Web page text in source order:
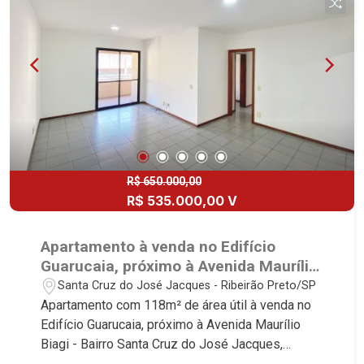
Locação e Lançamentos! Avenida João Fiúsa,
1051 - Alto da Boa Vista | Ribeirão Preto.
R$ 650.000,00
R$ 535.000,00 V
Apartamento à venda no Edifício
Guarucaia, próximo à Avenida Maurílio
Biagi - Ribeirão Preto/SP.
Santa Cruz do José Jacques - Ribeirão Preto/SP
Apartamento com 118m² de área útil à venda no
Edifício Guarucaia, próximo à Avenida Maurílio
Biagi - Bairro Santa Cruz do José Jacques,